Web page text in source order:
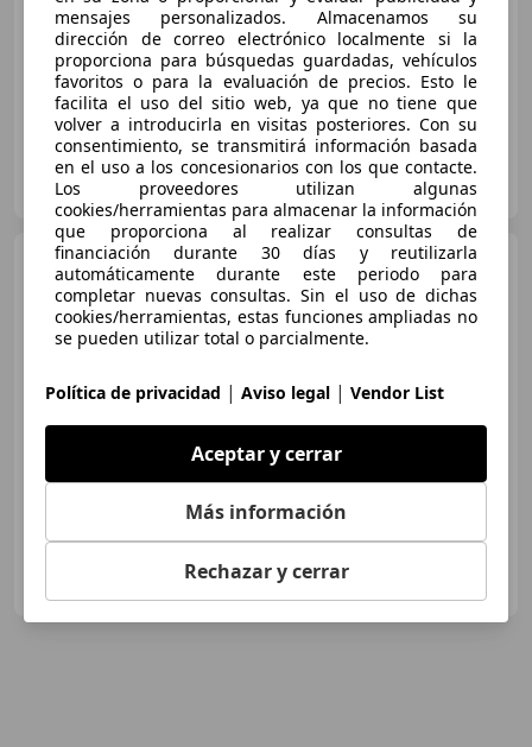
Súperoferta
01/2007 105.000 km Diésel 160 kW (218 CV)
GARCIA MESAS AUTOMOCIONS
ES-08401 GRANOLLERS
Jeep Grand Cherokee
Laredo
Sincomparación
69.900 km Gasolina
mensajes personalizados. Almacenamos su
dirección de correo electrónico localmente si la
proporciona para búsquedas guardadas, vehículos
favoritos o para la evaluación de precios. Esto le
facilita el uso del sitio web, ya que no tiene que
volver a introducirla en visitas posteriores. Con su
consentimiento, se transmitirá información basada
en el uso a los concesionarios con los que contacte.
Los proveedores utilizan algunas
cookies/herramientas para almacenar la información
que proporciona al realizar consultas de
financiación durante 30 días y reutilizarla
automáticamente durante este periodo para
completar nuevas consultas. Sin el uso de dichas
cookies/herramientas, estas funciones ampliadas no
se pueden utilizar total o parcialmente.
Política de privacidad | Aviso legal | Vendor List
Aceptar y cerrar
Más información
Rechazar y cerrar